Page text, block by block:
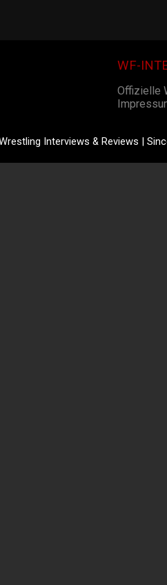
WF-
Offizielle
Interviews & Reviews |